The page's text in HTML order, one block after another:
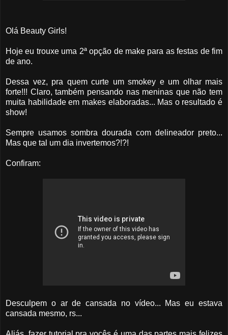
Olá Beauty Girls!
Hoje eu trouxe uma 2ª opção de make para as festas de fim
de ano.
Dessa vez, pra quem curte um smokey e um olhar mais
forte!!! Claro, também pensando nas meninas que não tem
muita habilidade em makes elaboradas... Mas o resultado é
show!
Sempre usamos sombra dourada com delineador preto...
Mas que tal um dia invertemos?!?!
Confiram:
Desculpem o ar de cansada no vídeo... Mas eu estava
cansada mesmo, rs...